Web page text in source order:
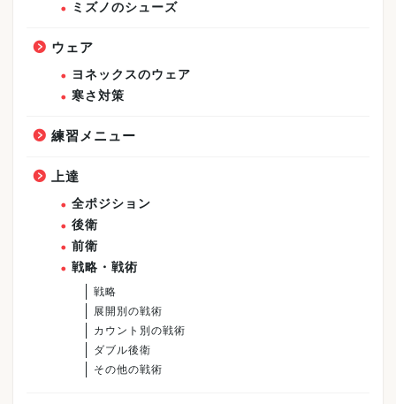
ミズノのシューズ
ウェア
ヨネックスのウェア
寒さ対策
練習メニュー
上達
全ポジション
後衛
前衛
戦略・戦術
戦略
展開別の戦術
カウント別の戦術
ダブル後衛
その他の戦術